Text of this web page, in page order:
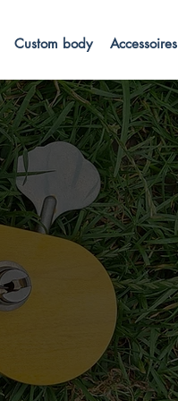
Custom body Accessoires